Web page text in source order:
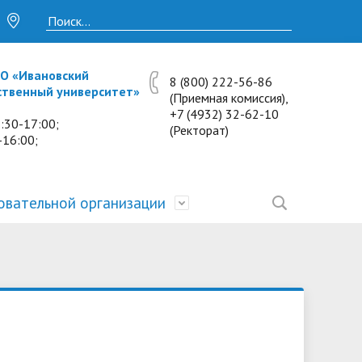
«Ивановский
университет»
17:00;
8 (800) 222-56-86
(Приемная комиссия),
+7 (4932) 32-62-10
(Ректорат)
• Научные журналы
• Разбор олимпиадных заданий
• Иностранным студентам
организации
и
• Материально-техническое